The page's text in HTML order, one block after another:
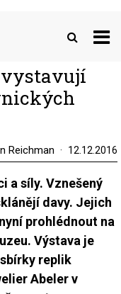
vystavují
Reichman 12.12.2016
a síly. Vznešený
davy. Jejich
prohlédnout na
Výstava je
replik
Abeler v